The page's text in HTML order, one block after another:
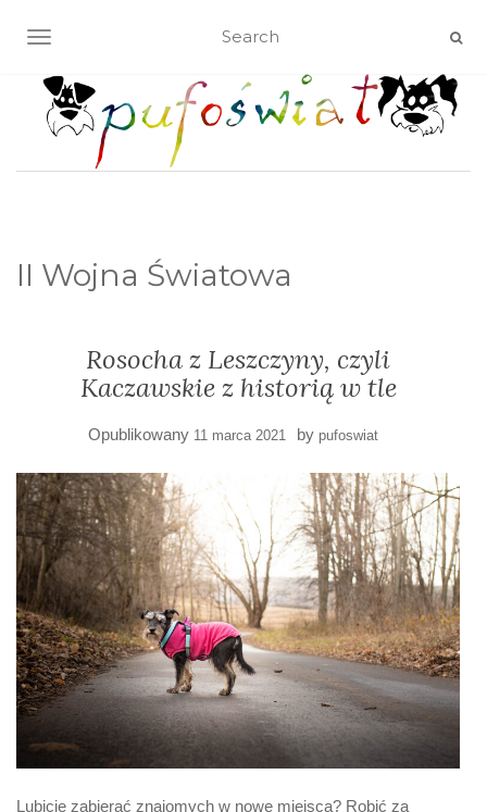
TOGGLE NAVIGATION
II Wojna Światowa
Rosocha z Leszczyny, czyli
Kaczawskie z historią w tle
Opublikowany 11 marca 2021 by pufoswiat
Lubicie zabierać znajomych w nowe miejsca? Robić za